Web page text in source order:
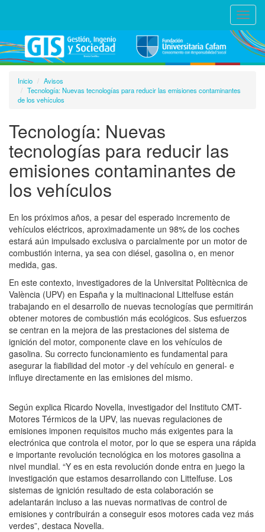
Inicio
Avisos
Tecnología: Nuevas tecnologías para reducir las emisiones contaminantes
de los vehículos
Tecnología: Nuevas
tecnologías para reducir las
emisiones contaminantes de
los vehículos
En los próximos años, a pesar del esperado incremento de
vehículos eléctricos, aproximadamente un 98% de los coches
estará aún impulsado exclusiva o parcialmente por un motor de
combustión interna, ya sea con diésel, gasolina o, en menor
medida, gas.
En este contexto, investigadores de la Universitat Politècnica de
València (UPV) en España y la multinacional Littelfuse están
trabajando en el desarrollo de nuevas tecnologías que permitirán
obtener motores de combustión más ecológicos. Sus esfuerzos
se centran en la mejora de las prestaciones del sistema de
ignición del motor, componente clave en los vehículos de
gasolina. Su correcto funcionamiento es fundamental para
asegurar la fiabilidad del motor -y del vehículo en general- e
influye directamente en las emisiones del mismo.
Según explica Ricardo Novella, investigador del Instituto CMT-
Motores Térmicos de la UPV, las nuevas regulaciones de
emisiones imponen requisitos mucho más exigentes para la
electrónica que controla el motor, por lo que se espera una rápida
e importante revolución tecnológica en los motores gasolina a
nivel mundial. “Y es en esta revolución donde entra en juego la
investigación que estamos desarrollando con Littelfuse. Los
sistemas de ignición resultado de esta colaboración se
adelantarán incluso a las nuevas normativas de control de
emisiones y contribuirán a conseguir esos motores cada vez más
verdes”, destaca Novella.